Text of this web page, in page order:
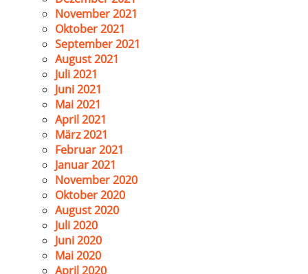
November 2021
Oktober 2021
September 2021
August 2021
Juli 2021
Juni 2021
Mai 2021
April 2021
März 2021
Februar 2021
Januar 2021
November 2020
Oktober 2020
August 2020
Juli 2020
Juni 2020
Mai 2020
April 2020